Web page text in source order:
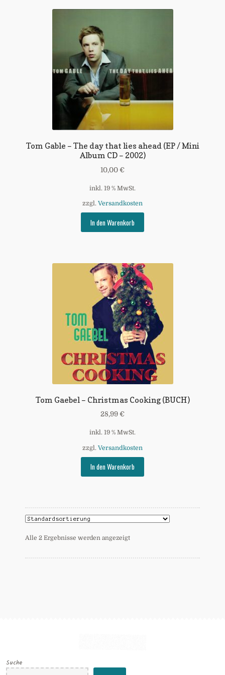
Widerrufsbelehrung
Tom Gable – The day that lies ahead (EP / Mini
Album CD – 2002)
10,00 €
inkl. 19 % MwSt.
zzgl. Versandkosten
In den Warenkorb
Tom Gaebel – Christmas Cooking (BUCH)
28,99 €
inkl. 19 % MwSt.
zzgl. Versandkosten
In den Warenkorb
Alle 2 Ergebnisse werden angezeigt
Suche